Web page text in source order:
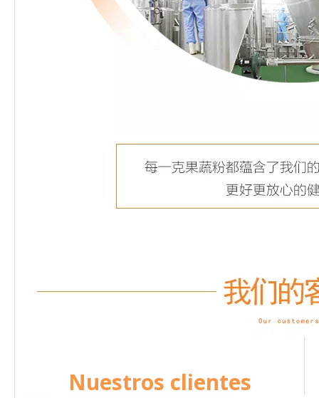
Nuestros clientes